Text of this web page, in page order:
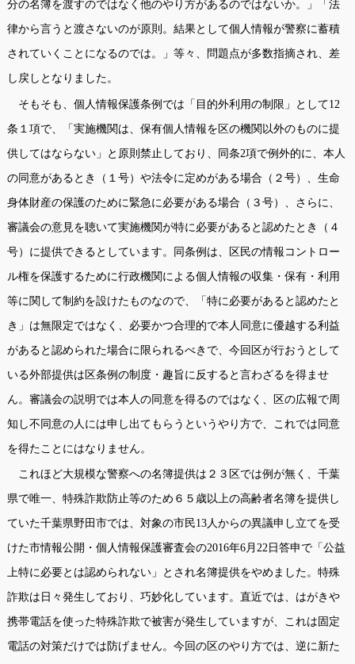
分の名簿を渡すのではなく他のやり方があるのではないか。」「法
律から言うと渡さないのが原則。結果として個人情報が警察に蓄積
されていくことになるのでは。」等々、問題点が多数指摘され、差
し戻しとなりました。
そもそも、個人情報保護条例では「目的外利用の制限」として12
条１項で、「実施機関は、保有個人情報を区の機関以外のものに提
供してはならない」と原則禁止しており、同条2項で例外的に、本人
の同意があるとき（１号）や法令に定めがある場合（２号）、生命
身体財産の保護のために緊急に必要がある場合（３号）、さらに、
審議会の意見を聴いて実施機関が特に必要があると認めたとき（４
号）に提供できるとしています。同条例は、区民の情報コントロー
ル権を保護するために行政機関による個人情報の収集・保有・利用
等に関して制約を設けたものなので、「特に必要があると認めたと
き」は無限定ではなく、必要かつ合理的で本人同意に優越する利益
があると認められた場合に限られるべきで、今回区が行おうとして
いる外部提供は区条例の制度・趣旨に反すると言わざるを得ませ
ん。審議会の説明では本人の同意を得るのではなく、区の広報で周
知し不同意の人には申し出てもらうというやり方で、これでは同意
を得たことにはなりません。
これほど大規模な警察への名簿提供は２３区では例が無く、千葉
県で唯一、特殊詐欺防止等のため６５歳以上の高齢者名簿を提供し
ていた千葉県野田市では、対象の市民13人からの異議申し立てを受
けた市情報公開・個人情報保護審査会の2016年6月 22日答申で「公益
上特に必要とは認められない」とされ名簿提供をやめました。特殊
詐欺は日々発生しており、巧妙化しています。直近では、はがきや
携帯電話を使った特殊詐欺で被害が発生していますが、これは固定
電話の対策だけでは防げません。今回の区のやり方では、逆に新た